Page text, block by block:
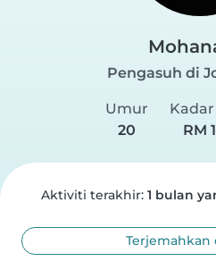
Pengasuh di
Umur
20
RM
Aktiviti terakhir: 1 bulan
Terjemahkan